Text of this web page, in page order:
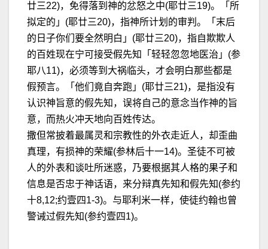
廿三22)，免得落到神的忿怒之中(耶廿三19)。「所
拟定的」(耶廿三20)，指神所计划的审判。「末后
的日子你们要全然明白」(耶廿三20)，指自欺欺人
的百姓现在宁可接受假先知「轻轻忽忽地医治」(参
耶八11)，必须等到大祸临头，才会明白那些都是
假预言。「他们竟自奔跑」(耶廿三21)，是指没有
认识神旨意的假先知，误将自己的意念当作神的旨
意，而热火冲天地向百姓传达。
撒但常披着最属灵和宗教性的外衣走近人，却歪曲
真理，有损神的荣耀(参林后十一14)。圣徒不可被
人的外表和谈吐所迷惑，乃要根据其人格的果子和
信息是否忠于神话语，来分辩真先知和假先知(参约
十8,12;约壹四1-3)。与耶利米一样，使徒约翰也曾
警诫过假先知(参约壹四1)。